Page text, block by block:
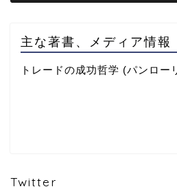
主な著書、メディア情報
トレードの成功哲学 (パンロー
Twitter